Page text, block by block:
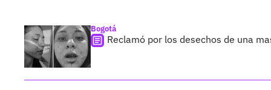
Bogotá
Reclamó por los desechos de una